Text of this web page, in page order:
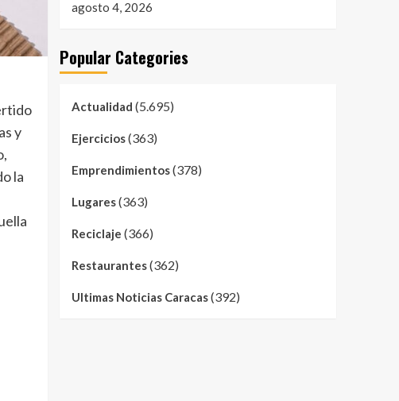
y
la
agosto 4, 2026
Popular Categories
Actualidad (5.695)
Ejercicios(363)
Emprendimientos(378)
Lugares(363)
Reciclaje (366)
Restaurantes(362)
Ultimas Noticias Caracas(392)